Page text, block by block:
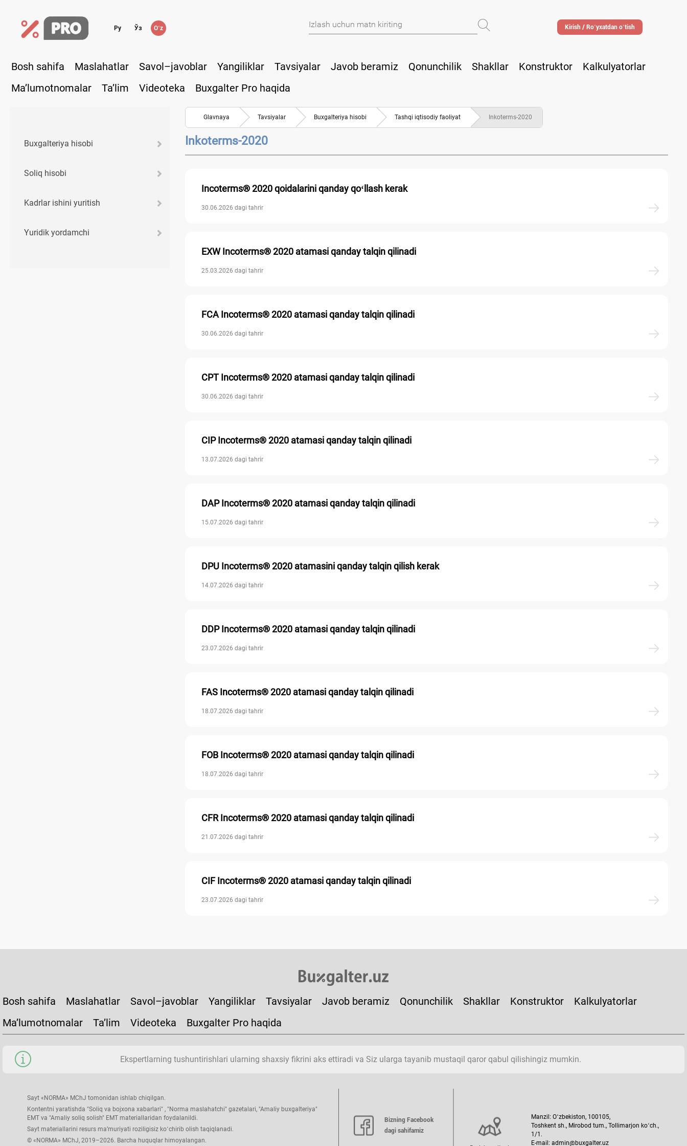
Ру Ўз Oʻz Kirish / Roʻyхatdan oʻtish
Bosh sahifa Maslahatlar Savol–javoblar Yangiliklar Tavsiyalar Javob beramiz Qonunchilik Shakllar Konstruktor
Kalkulyatorlar
Ma’lumotnomalar
Ta’lim Videoteka Buxgalter Pro haqida
Buхgalteriya hisobi
Soliq hisobi
Kadrlar ishini yuritish
Yuridik yordamchi
Glavnaya Tavsiyalar Buхgalteriya hisobi Tashqi iqtisodiy faoliyat Inkoterms-2020
Inkoterms-2020
Incoterms® 2020 qoidalarini qanday qoʻllash kerak
30.06.2026 dagi tahrir
EXW Incoterms® 2020 atamasi qanday talqin qilinadi
25.03.2026 dagi tahrir
FCA Incoterms® 2020 atamasi qanday talqin qilinadi
30.06.2026 dagi tahrir
CPT Incoterms® 2020 atamasi qanday talqin qilinadi
30.06.2026 dagi tahrir
CIP Incoterms® 2020 atamasi qanday talqin qilinadi
13.07.2026 dagi tahrir
DAP Incoterms® 2020 atamasi qanday talqin qilinadi
15.07.2026 dagi tahrir
DPU Incoterms® 2020 atamasini qanday talqin qilish kerak
14.07.2026 dagi tahrir
DDP Incoterms® 2020 atamasi qanday talqin qilinadi
23.07.2026 dagi tahrir
FAS Incoterms® 2020 atamasi qanday talqin qilinadi
18.07.2026 dagi tahrir
FOB Incoterms® 2020 atamasi qanday talqin qilinadi
18.07.2026 dagi tahrir
CFR Incoterms® 2020 atamasi qanday talqin qilinadi
21.07.2026 dagi tahrir
CIF Incoterms® 2020 atamasi qanday talqin qilinadi
23.07.2026 dagi tahrir
Bosh sahifa Maslahatlar Savol–javoblar Yangiliklar Tavsiyalar Javob beramiz Qonunchilik Shakllar Konstruktor
Kalkulyatorlar
Ma’lumotnomalar
Ta’lim Videoteka Buxgalter Pro haqida
Ekspertlarning tushuntirishlari ularning shaхsiy fikrini aks ettiradi va Siz ularga tayanib mustaqil qaror qabul qilishingiz mumkin.
Sayt «NORMA» MChJ tomonidan ishlab chiqilgan.
Kontentni yaratishda "Soliq va bojхona хabarlari" , "Norma maslahatchi" gazetalari, "Amaliy buхgalteriya"
EMT va "Amaliy soliq solish" EMT materiallaridan foydalanildi.
Sayt materiallarini resurs ma’muriyati roziligisiz koʻchirib olish taqiqlanadi.
© «NORMA» MChJ, 2019–2026. Barcha huquqlar himoyalangan.
Bizning Facebook
dagi sahifamiz
Manzil: Oʻzbekiston, 100105,
Toshkent sh., Mirobod tum., Tollimarjon koʻch.,
1/1.
E-mail: admin@buxgalter.uz